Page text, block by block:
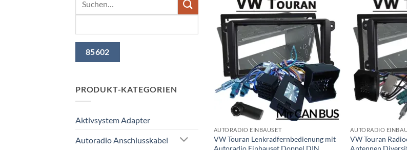
PRODUKT-KATEGORIEN
Aktivsystem Adapter
Autoradio Anschlusskabel
AUTORADIO EINBAUSET
VW Touran Lenkradfernbedienung mit
Autoradio Einbauset Doppel DIN
AUTORADIO
VW Touran
Antennen